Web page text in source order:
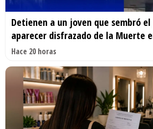
Detienen a un joven que sembró
aparecer disfrazado de la Muerte
Hace 20 horas